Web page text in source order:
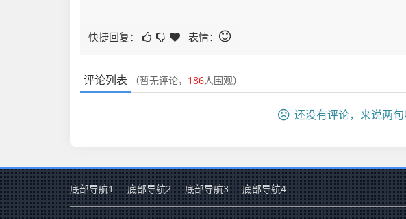
快捷回复： 表情：
评论列表 （暂无评论， 186人围观）
还没有评论，来说两句
底部导航1 底部导航2 底部导航3 底部导航4